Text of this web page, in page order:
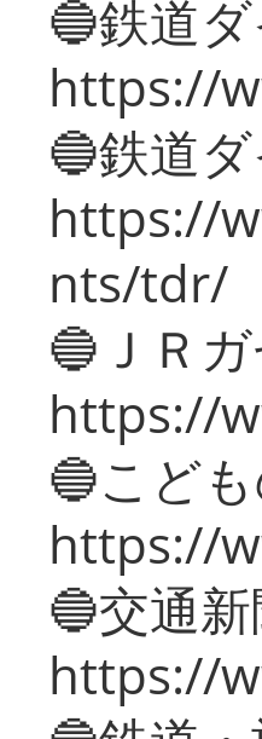
🔵鉄道
https://
🔵鉄道
https://
nts/tdr/
🔵ＪＲ
https://
🔵こど
https://
🔵交通
https://